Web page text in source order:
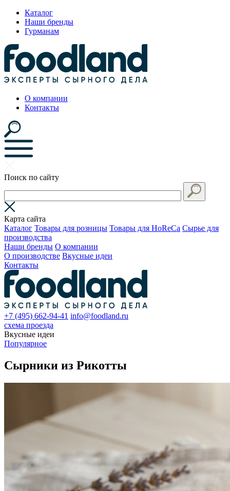
Каталог
Наши бренды
Гурманам
О компании
Контакты
Поиск по сайту
Карта сайта
Каталог Товары для розницы Товары для HoReCa Сырье для
производства
Наши бренды О компании
О производстве Вкусные идеи
Контакты
+7 (495) 662-94-41 info@foodland.ru
схема проезда
Вкусные идеи
Популярное
Сырники из Рикотты